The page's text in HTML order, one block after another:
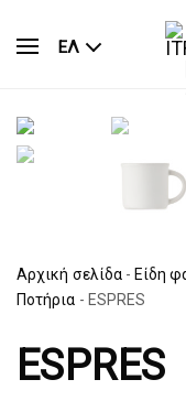
ΕΛ
Αρχική σελίδα - Είδη
Ποτήρια - ESPRES
ESPRES